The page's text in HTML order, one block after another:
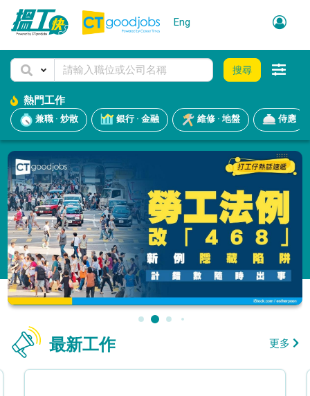
Eng
搜尋
熱門工作
兼職 · 炒散 銀行 · 金融 維修 · 地盤 侍應
最新工作 更多